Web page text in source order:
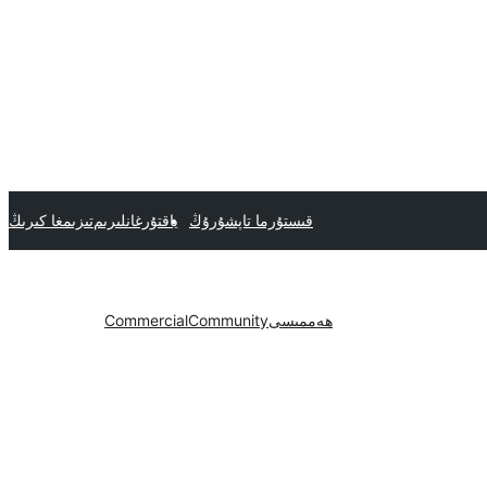
قىستۇرما تاپشۇرۇڭ ياقتۇرغانلىرىمتىزىمغا كىرىڭ
ھەممىسىCommunity
Commercial